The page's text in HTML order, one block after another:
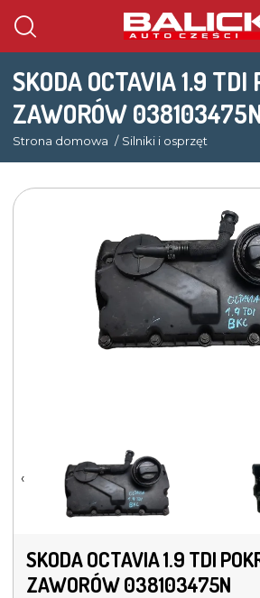
SKODA OCTAVIA 1.9 TDI
ZAWORÓW
Strona domowa Silniki i osprzęt
‹
SKODA OCTAVIA 1.9 TDI
ZAWORÓW 038103475N